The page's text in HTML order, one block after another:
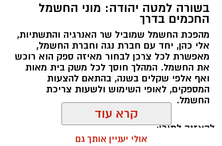
בשורה למטה יהודה: מוני החשמל
החכמים בדרך
מהפכת החשמל שמוביל שר האנרגיה והתשתיות,
אלי כהן, יחד עם חברת נגה וחברת החשמל,
מאפשרת לכל צרכן לבחור מאיזה ספק הוא רוכש
את החשמל. המהלך חוסך לכל משק בית מאות
ואף אלפי שקלים בשנה, בהתאם להצעות
המספקים, לאופי השימוש ולשעות צריכת
החשמל.
להאזנה לתוכן:
קרא עוד
אולי יעניין אותך גם